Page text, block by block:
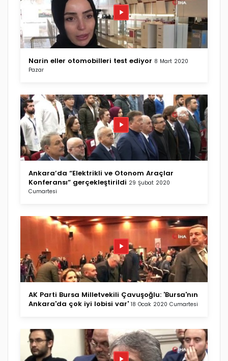
Narin eller otomobilleri test ediyor 8 Mart 2020
Pazar
Ankara’da “Elektrikli ve Otonom Araçlar
Konferansı” gerçekleştirildi 29 Şubat 2020
Cumartesi
AK Parti Bursa Milletvekili Çavuşoğlu: 'Bursa'nın
Ankara'da çok iyi lobisi var' 18 Ocak 2020 Cumartesi